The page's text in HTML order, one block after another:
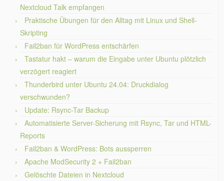
Nextcloud Talk empfangen
Praktische Übungen für den Alltag mit Linux und Shell-
Skripting
Fail2ban für WordPress entschärfen
Tastatur hakt – warum die Eingabe unter Ubuntu plötzlich
verzögert reagiert
Thunderbird unter Ubuntu 24.04: Druckdialog
verschwunden?
Update: Rsync-Tar Backup
Automatisierte Server-Sicherung mit Rsync, Tar und HTML-
Reports
Fail2ban & WordPress: Bots aussperren
Apache ModSecurity 2 + Fail2ban
Gelöschte Dateien in Nextcloud